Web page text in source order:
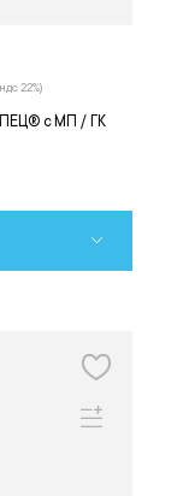
с МП / ГК
22%)